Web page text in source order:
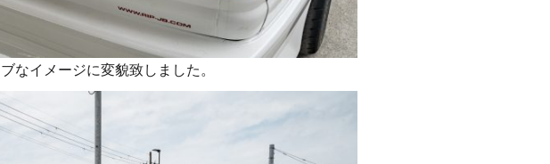
なイメージに変貌致しました。